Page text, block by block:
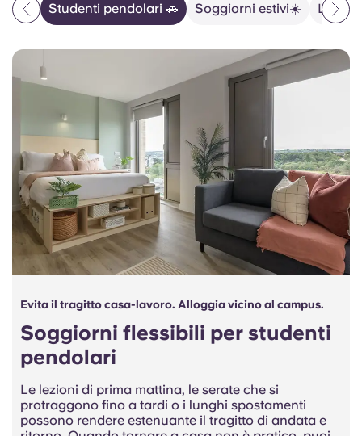
Studenti pendolari 🚗 Soggiorni estivi☀️ La
Evita il tragitto casa-lavoro. Alloggia vicino al campus.
Soggiorni flessibili per studenti
pendolari
Le lezioni di prima mattina, le serate che si
protraggono fino a tardi o i lunghi spostamenti
possono rendere estenuante il tragitto di andata e